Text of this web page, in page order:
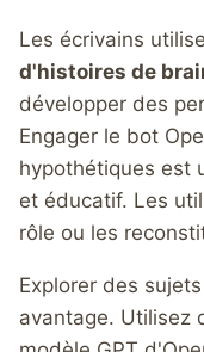
Les écrivains
d'histoires de
développer des
Engager le bot
hypothétiques est
et éducatif. Les
rôle ou les
Explorer des
avantage. Utilisez